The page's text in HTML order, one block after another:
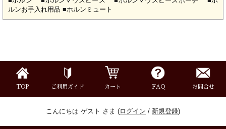
ルンお手入れ用品 ■ホルンミュート
TOP ご利用ガイド カート FAQ お問合せ
こんにちは ゲスト さま (ログイン / 新規登録)
譜面台・指揮棒
書籍・CD